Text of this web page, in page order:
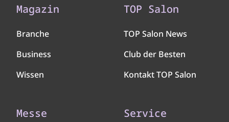
Magazin
Branche
Business
Wissen
TOP Salon
TOP Salon News
Club der Besten
Kontakt TOP Salon
Messe Service